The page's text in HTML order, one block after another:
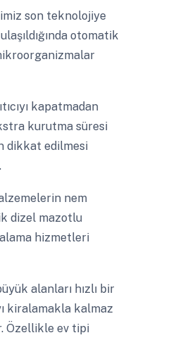
son teknolojiye
otomatik
kapatmadan
kurutma süresi
dikkat edilmesi
nem
dizel mazotlu
hizmetleri
alanları hızlı bir
kiralamakla kalmaz
Özellikle ev tipi